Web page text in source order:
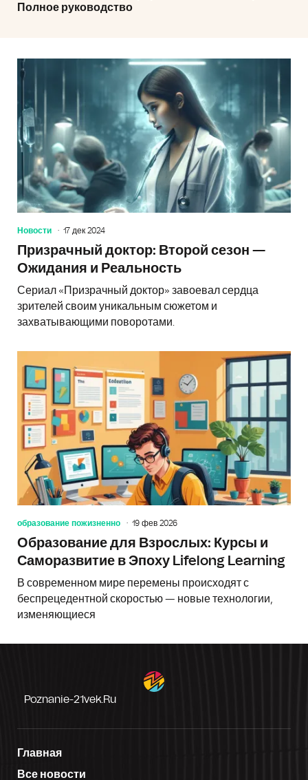
Полное руководство
Новости 17 дек 2024
Призрачный доктор: Второй сезон —
Ожидания и Реальность
Сериал «Призрачный доктор» завоевал сердца
зрителей своим уникальным сюжетом и
захватывающими поворотами.
образование пожизненно 19 фев 2026
Образование для Взрослых: Курсы и
Саморазвитие в Эпоху Lifelong Learning
В современном мире перемены происходят с
беспрецедентной скоростью — новые технологии,
изменяющиеся
Poznanie-21vek.ru
Главная
Все новости